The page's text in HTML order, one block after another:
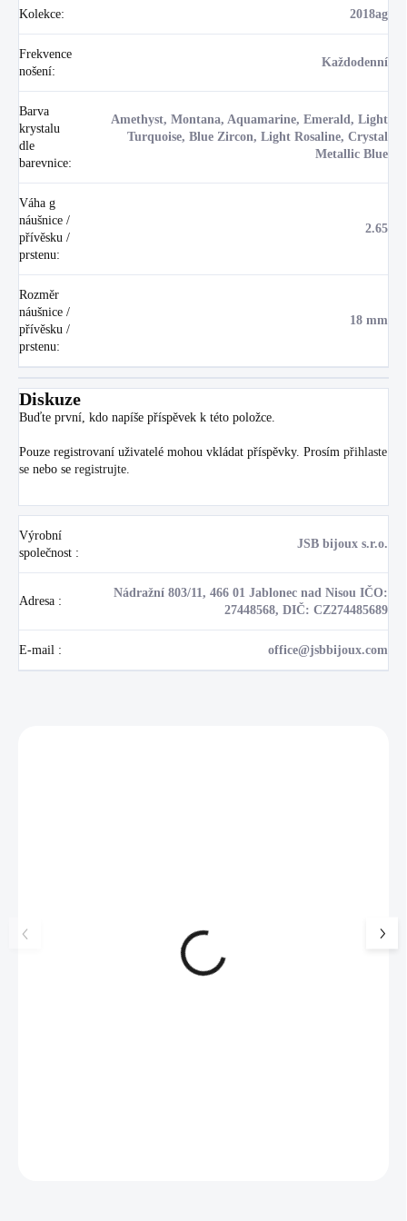
Kolekce: 2018ag
Frekvence
nošení:
Každodenní
Barva
krystalu
dle
barevnice:
Amethyst, Montana, Aquamarine, Emerald, Light
Turquoise, Blue Zircon, Light Rosaline, Crystal
Metallic Blue
Váha g
náušnice /
přívěsku /
prstenu:
2.65
Rozměr
náušnice /
přívěsku /
prstenu:
18 mm
Diskuze
Buďte první, kdo napíše příspěvek k této položce.
Pouze registrovaní uživatelé mohou vkládat příspěvky. Prosím přihlaste
se nebo se registrujte
Výrobní
společnost :
JSB bijoux s.r.o.
Adresa :
Nádražní 803/11, 466 01 Jablonec nad Nisou IČO:
27448568, DIČ: CZ274485689
E-mail : office@jsbbijoux.com